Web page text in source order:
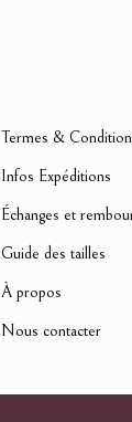
Termes &
Infos Expéditions
Échanges et
Guide des tailles
À propos
Nous contacter